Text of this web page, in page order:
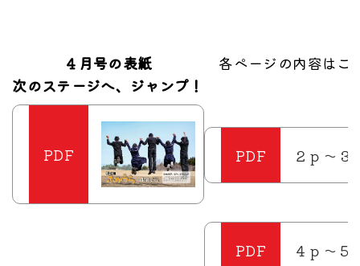
４月号の表紙
次のステージへ、ジャンプ！
各ページの内容はこ
２ｐ～
４ｐ～